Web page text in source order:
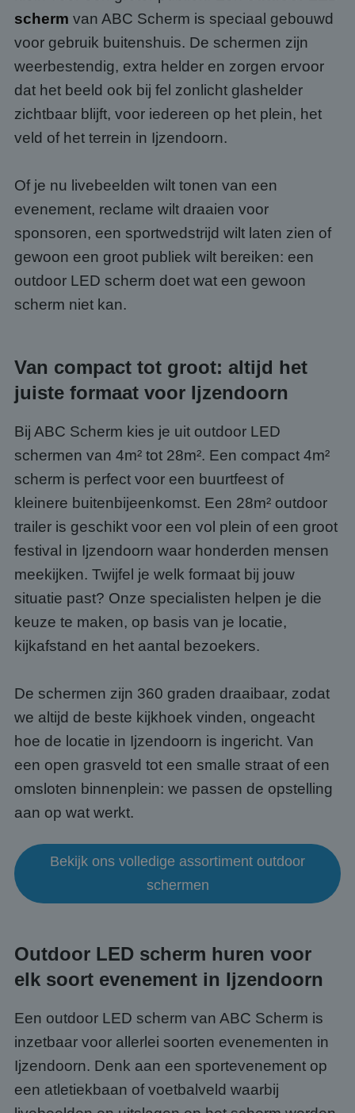
scherm van ABC Scherm is speciaal gebouwd
voor gebruik buitenshuis. De schermen zijn
weerbestendig, extra helder en zorgen ervoor
dat het beeld ook bij fel zonlicht glashelder
zichtbaar blijft, voor iedereen op het plein, het
veld of het terrein in Ijzendoorn.
Of je nu livebeelden wilt tonen van een
evenement, reclame wilt draaien voor
sponsoren, een sportwedstrijd wilt laten zien of
gewoon een groot publiek wilt bereiken: een
outdoor LED scherm doet wat een gewoon
scherm niet kan.
Van compact tot groot: altijd het
juiste formaat voor Ijzendoorn
Bij ABC Scherm kies je uit outdoor LED
schermen van 4m² tot 28m². Een compact 4m²
scherm is perfect voor een buurtfeest of
kleinere buitenbijeenkomst. Een 28m² outdoor
trailer is geschikt voor een vol plein of een groot
festival in Ijzendoorn waar honderden mensen
meekijken. Twijfel je welk formaat bij jouw
situatie past? Onze specialisten helpen je die
keuze te maken, op basis van je locatie,
kijkafstand en het aantal bezoekers.
De schermen zijn 360 graden draaibaar, zodat
we altijd de beste kijkhoek vinden, ongeacht
hoe de locatie in Ijzendoorn is ingericht. Van
een open grasveld tot een smalle straat of een
omsloten binnenplein: we passen de opstelling
aan op wat werkt.
Bekijk ons volledige assortiment outdoor
schermen
Outdoor LED scherm huren voor
elk soort evenement in Ijzendoorn
Een outdoor LED scherm van ABC Scherm is
inzetbaar voor allerlei soorten evenementen in
Ijzendoorn. Denk aan een sportevenement op
een atletiekbaan of voetbalveld waarbij